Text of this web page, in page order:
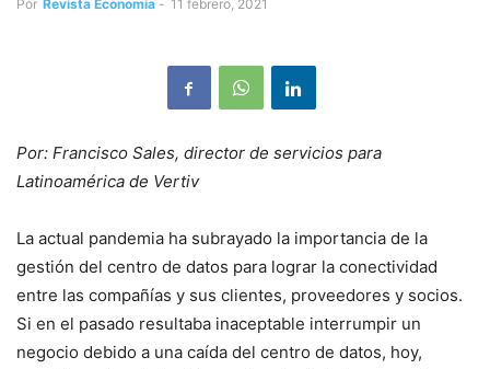
Por Revista Economía - 11 febrero, 2021
Por: Francisco Sales, director de servicios para
Latinoamérica de Vertiv
La actual pandemia ha subrayado la importancia de la
gestión del centro de datos para lograr la conectividad
entre las compañías y sus clientes, proveedores y socios.
Si en el pasado resultaba inaceptable interrumpir un
negocio debido a una caída del centro de datos, hoy,